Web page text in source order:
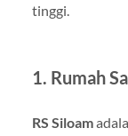
tinggi.
1. Rumah
RS Siloam